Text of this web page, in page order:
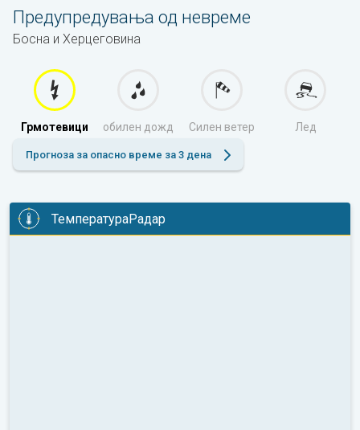
Предупредувања од невреме
Босна и Херцеговина
Грмотевици обилен дожд Силен ветер Лед
Прогноза за опасно време за 3 дена
ТемператураРадар